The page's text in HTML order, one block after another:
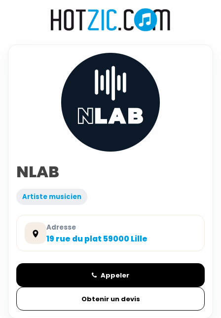
NLAB
Artiste musicien
Adresse
19 rue du plat 59000 Lille
Appeler
Obtenir un devis